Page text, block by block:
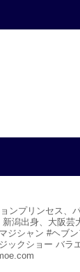
3 X
ンプリンセス
新潟出身、大阪芸
ジシャン #ヘブン
ックショー バラ